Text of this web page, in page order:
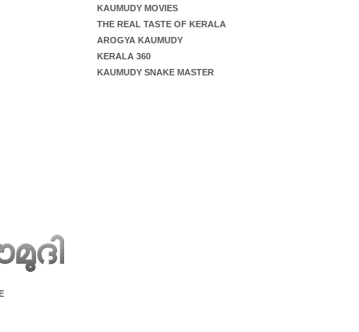
KAUMUDY MOVIES
THE REAL TASTE OF KERALA
AROGYA KAUMUDY
KERALA 360
KAUMUDY SNAKE MASTER